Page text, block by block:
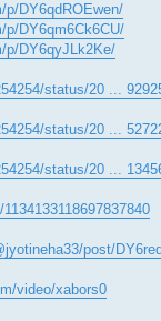
p/DY6qdROEwen/
p/DY6qm6Ck6CU/
p/DY6qyJLk2Ke/
status/20 ...
status/20 ...
status/20 ...
post/
video/xabors0